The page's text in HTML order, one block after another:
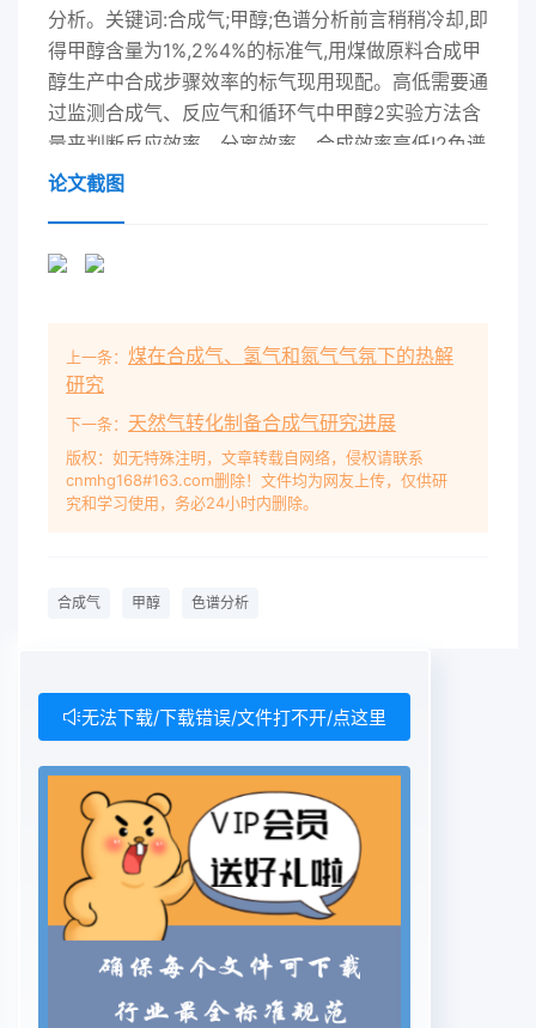
分析。关键词:合成气;甲醇;色谱分析前言稍稍冷却,即
得甲醇含量为1%,2%4%的标准气,用煤做原料合成甲
醇生产中合成步骤效率的标气现用现配。高低需要通
过监测合成气、反应气和循环气中甲醇2实验方法含
量来判断反应效率、分离效率、合成效率高低!2色谱
条件焦炉气,天然气合成甲醇时也需要监测合成气、
载气:高纯氮气,30ml/min;燃气:高纯制进入合成塔甲
率。同时也降低对循环min:尾吹气高纯氮
气,20ml/min:定量环:1mL气压缩机的冲击22定性与
定量1仪器和试剂221定性1.1气相色谱仪将23制得甲
醇标气通入带气动阀的色谱中,Agilent 6890N GC.
用 Porapak-N色谱柱分离,氢火焰离子化检测器检
1.1.1色谱柱测,以23配制标气中甲醇的保留时间定
聚用气动阀进样,以1mL气体定量环定量进入而成的
为定量依据。FID检测器。在相同色谱条件下测定样
品,用外标法计算合成气1.1.3进样中甲醇浓度采用六
通阀进样。以1m定量环来定量3结果与讨论12甲醇
31分离效果色谱纯以合成气为底气的甲醇标气进入
色谱检测得13标准气到图1,其中峰1是甲烷峰2是甲醇
两者分离较甲醇标准气存放期为三个月,易随时间减
少,好,基线稳定,合成气中其他主要成分在氢火焰离且
易附着气瓶内壁,难以混合均匀。一般是用时子化测
十滑右响应对田醇测定没有干扰。现配制。用
100mL玻璃注射器抽取100mL纯净32中国煤化工空
气,用胶帽堵住针头,然后用微量注射器分别吸
论文截图
上一条： 煤在合成气、氢气和氮气气氛下的热解
研究
下一条： 天然气转化制备合成气研究进展
版权：如无特殊注明，文章转载自网络，侵权请联系
cnmhg168#163.com删除！文件均为网友上传，仅供研
究和学习使用，务必24小时内删除。
合成气 甲醇 色谱分析
无法下载/下载错误/文件打不开/点这里